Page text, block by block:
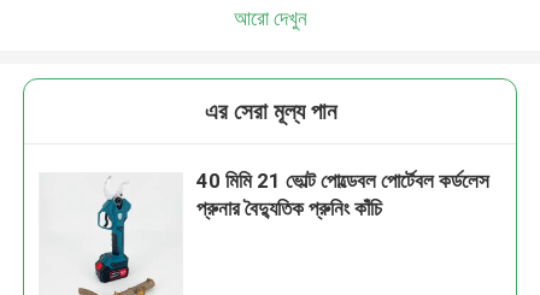
আমরা শীঘ্রই আপনাকে আবার কল করব!
আরো দেখুন
এর সেরা মূল্য পান
40 মিমি 21 ভোল্ট পোল্ডেবল পোর্টেবল কর্ডলেস
প্রুনার বৈদ্যুতিক প্রুনিং কাঁচি